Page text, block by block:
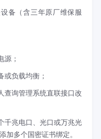
备（含三年原厂维保服
；
负载均衡；
询管理系统直联接口改
兆电口、光口或万兆光
加多个国密证书绑定。